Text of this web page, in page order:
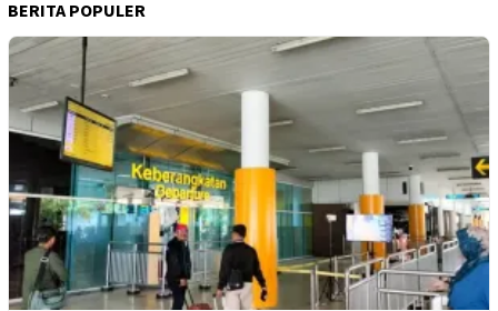
BERITA POPULER